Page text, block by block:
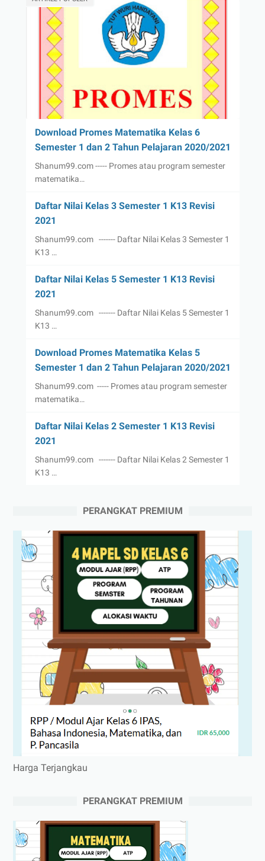
Download Promes Matematika Kelas 6
Semester 1 dan 2 Tahun Pelajaran 2020/2021
Shanum99.com ----- Promes atau program semester
matematika…
Daftar Nilai Kelas 3 Semester 1 K13 Revisi
2021
Shanum99.com ------- Daftar Nilai Kelas 3 Semester 1
K13 …
Daftar Nilai Kelas 5 Semester 1 K13 Revisi
2021
Shanum99.com ------- Daftar Nilai Kelas 5 Semester 1
K13 …
Download Promes Matematika Kelas 5
Semester 1 dan 2 Tahun Pelajaran 2020/2021
Shanum99.com ----- Promes atau program semester
matematika…
Daftar Nilai Kelas 2 Semester 1 K13 Revisi
2021
Shanum99.com ------- Daftar Nilai Kelas 2 Semester 1
K13 …
PERANGKAT PREMIUM
Harga Terjangkau
PERANGKAT PREMIUM